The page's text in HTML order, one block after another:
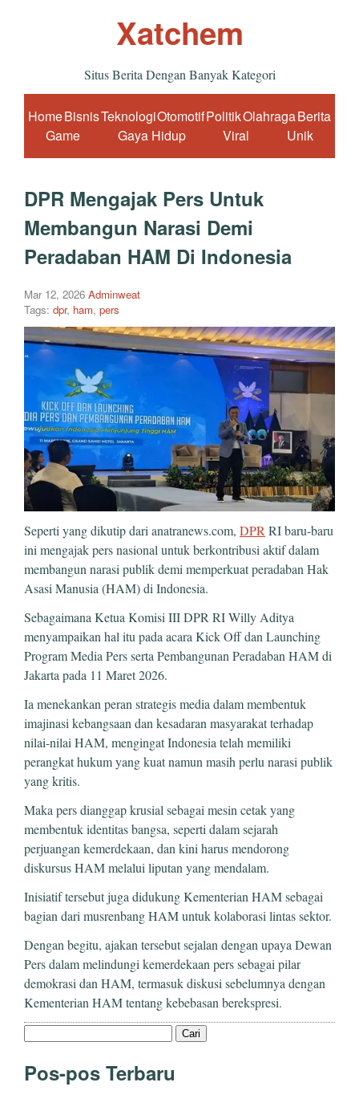
Xatchem
Situs Berita Dengan Banyak Kategori
HomeBisnisTeknologiOtomotifPolitikOlahragaBerita
Game
Gaya Hidup Viral Unik
DPR Mengajak Pers Untuk
Membangun Narasi Demi
Peradaban HAM Di Indonesia
Mar 12, 2026 Adminweat
Tags: dpr, ham, pers
Seperti yang dikutip dari anatranews.com, DPRRI baru-baru
ini mengajak pers nasional untuk berkontribusi aktif dalam
membangun narasi publik demi memperkuat peradaban Hak
Asasi Manusia (HAM) di Indonesia.
Sebagaimana Ketua Komisi III DPR RI Willy Aditya
menyampaikan hal itu pada acara Kick Off dan Launching
Program Media Pers serta Pembangunan Peradaban HAM di
Jakarta pada 11 Maret 2026.
Ia menekankan peran strategis media dalam membentuk
imajinasi kebangsaan dan kesadaran masyarakat terhadap
nilai-nilai HAM, mengingat Indonesia telah memiliki
perangkat hukum yang kuat namun masih perlu narasi publik
yang kritis.
Maka pers dianggap krusial sebagai mesin cetak yang
membentuk identitas bangsa, seperti dalam sejarah
perjuangan kemerdekaan, dan kini harus mendorong
diskursus HAM melalui liputan yang mendalam.
Inisiatif tersebut juga didukung Kementerian HAM sebagai
bagian dari musrenbang HAM untuk kolaborasi lintas sektor.
Dengan begitu, ajakan tersebut sejalan dengan upaya Dewan
Pers dalam melindungi kemerdekaan pers sebagai pilar
demokrasi dan HAM, termasuk diskusi sebelumnya dengan
Kementerian HAM tentang kebebasan berekspresi.
Cari
Pos-pos Terbaru